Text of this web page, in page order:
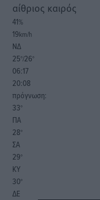
αίθριος καιρός
41%
19km/h
ΝΔ
25°/26°
06:17
20:08
πρόγνωση:
33°
ΠΑ
28°
ΣΑ
29°
ΚΥ
30°
ΔΕ